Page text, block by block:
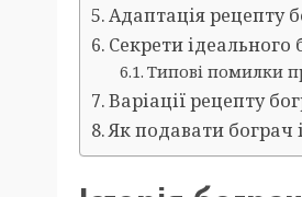
Адаптація рецепту
Секрети ідеального
Типові помилки
Варіації рецепту
Як подавати бограч